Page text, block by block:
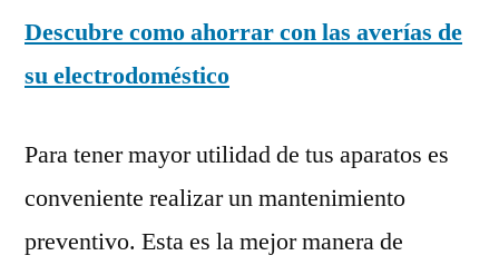
Descubre como ahorrar con las averías de
su electrodoméstico
Para tener mayor utilidad de tus aparatos es
conveniente realizar un mantenimiento
preventivo. Esta es la mejor manera de